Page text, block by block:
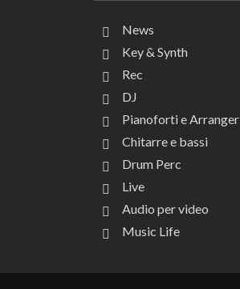
News
Key & Synth
Rec
DJ
Pianoforti e Arranger
Chitarre e bassi
Drum Perc
Live
Audio per video
Music Life